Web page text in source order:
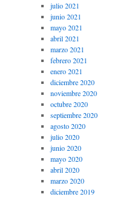
julio 2021
junio 2021
mayo 2021
abril 2021
marzo 2021
febrero 2021
enero 2021
diciembre 2020
noviembre 2020
octubre 2020
septiembre 2020
agosto 2020
julio 2020
junio 2020
mayo 2020
abril 2020
marzo 2020
diciembre 2019